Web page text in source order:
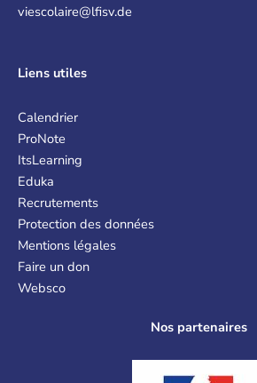
viescolaire@lfisv.de
Liens utiles
Calendrier
ProNote
ItsLearning
Eduka
Recrutements
Protection des données
Mentions légales
Faire un don
Websco
Nos partenaires